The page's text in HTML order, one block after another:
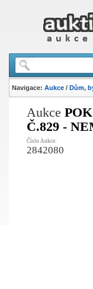
Navigace: Aukce/ Dům,
Aukce
Č.829 -
Číslo Aukce:
2842080